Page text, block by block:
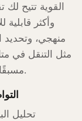
القوية تتيح
وأكثر
منهجي، وتحديد
مثل التنقل في
مسبقًا، وتتكيف مع المعلومات الجديدة التي تطرأ.
تحليل